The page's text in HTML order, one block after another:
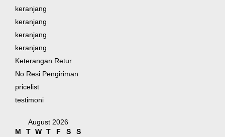
keranjang
keranjang
keranjang
keranjang
Keterangan Retur
No Resi Pengiriman
pricelist
testimoni
August 2026
M
T W T F S
S